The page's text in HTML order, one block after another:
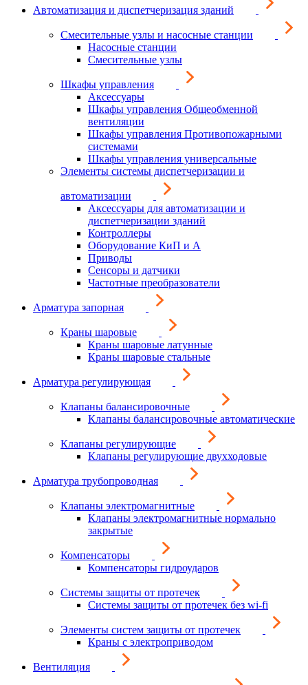
Автоматизация и диспетчеризация зданий
Смесительные узлы и насосные станции
Насосные станции
Смесительные узлы
Шкафы управления
Аксессуары
Шкафы управления Общеобменной
вентиляции
Шкафы управления Противопожарными
системами
Шкафы управления универсальные
Элементы системы диспетчеризации и
автоматизации
Аксессуары для автоматизации и
диспетчеризации зданий
Контроллеры
Оборудование КиП и А
Приводы
Сенсоры и датчики
Частотные преобразователи
Арматура запорная
Краны шаровые
Краны шаровые латунные
Краны шаровые стальные
Арматура регулирующая
Клапаны балансировочные
Клапаны балансировочные автоматические
Клапаны регулирующие
Клапаны регулирующие двухходовые
Арматура трубопроводная
Клапаны электромагнитные
Клапаны электромагнитные нормально
закрытые
Компенсаторы
Компенсаторы гидроударов
Системы защиты от протечек
Системы защиты от протечек без wi-fi
Элементы систем защиты от протечек
Краны с электроприводом
Вентиляция